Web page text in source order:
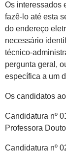
Os interessados
fazê-lo até esta
do endereço
necessário
técnico-
pergunta geral,
específica a um
Os candidatos
Candidatura nº
Professora
Candidatura nº